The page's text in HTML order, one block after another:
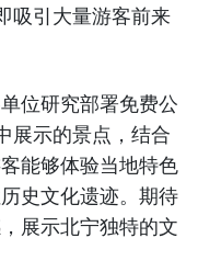
吸引大量游客前来
位研究部署免费公
展示的景点，结合
能够体验当地特色
史文化遗迹。期待
展示北宁独特的文